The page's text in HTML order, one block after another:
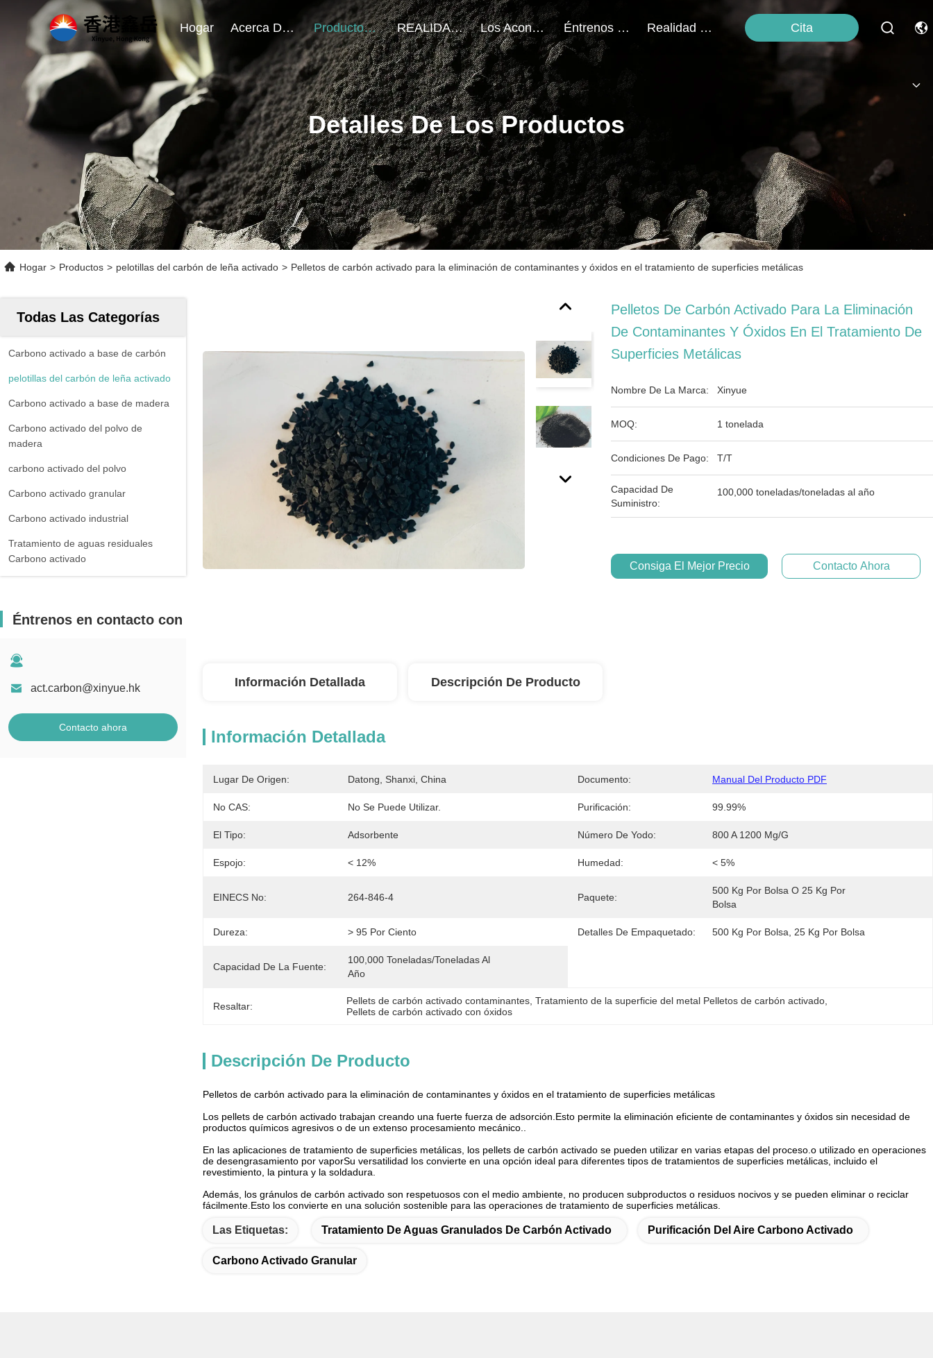
Hogar Acerca De Nosotros Productos REALIDAD VIRTUAL Los Acontecimientos Éntrenos En Contacto Con Realidad Virtual Cita
Detalles De Los Productos
Hogar > Productos > pelotillas del carbón de leña activado > Pelletos de carbón activado para la eliminación de contaminantes y óxidos en el tratamiento de superficies metálicas
Todas Las Categorías
Carbono activado a base de carbón
pelotillas del carbón de leña activado
Carbono activado a base de madera
Carbono activado del polvo de
madera
carbono activado del polvo
Carbono activado granular
Carbono activado industrial
Tratamiento de aguas residuales
Carbono activado
Éntrenos en contacto con
act.carbon@xinyue.hk
Contacto ahora
Pelletos De Carbón Activado Para La Eliminación
De Contaminantes Y Óxidos En El Tratamiento De
Superficies Metálicas
Nombre De La Marca: Xinyue
MOQ: 1 tonelada
Condiciones De Pago: T/T
Capacidad De
Suministro:
100,000 toneladas/toneladas al año
Consiga El Mejor Precio Contacto Ahora
Información Detallada Descripción De Producto
Información Detallada
Lugar De Origen: Datong, Shanxi, China Documento: Manual Del Producto PDF
No CAS: No Se Puede Utilizar. Purificación: 99.99%
El Tipo: Adsorbente Número De Yodo: 800 A 1200 Mg/g
Espojo: < 12% Humedad: < 5%
EINECS No: 264-846-4 Paquete:
500 Kg Por Bolsa O 25 Kg Por
Bolsa
Dureza: > 95 Por Ciento Detalles De Empaquetado: 500 Kg Por Bolsa, 25 Kg Por Bolsa
Capacidad De La Fuente:
100,000 Toneladas/toneladas Al
Año
Resaltar: Pellets de carbón activado contaminantes Tratamiento de la superficie del metal Pelletos de carbón activado
Pellets de carbón activado con óxidos
Descripción De Producto
Pelletos de carbón activado para la eliminación de contaminantes y óxidos en el tratamiento de superficies metálicas
Los pellets de carbón activado trabajan creando una fuerte fuerza de adsorción.Esto permite la eliminación eficiente de contaminantes y óxidos sin necesidad de
productos químicos agresivos o de un extenso procesamiento mecánico..
En las aplicaciones de tratamiento de superficies metálicas, los pellets de carbón activado se pueden utilizar en varias etapas del proceso.o utilizado en operaciones
de desengrasamiento por vaporSu versatilidad los convierte en una opción ideal para diferentes tipos de tratamientos de superficies metálicas, incluido el
revestimiento, la pintura y la soldadura.
Además, los gránulos de carbón activado son respetuosos con el medio ambiente, no producen subproductos o residuos nocivos y se pueden eliminar o reciclar
fácilmente.Esto los convierte en una solución sostenible para las operaciones de tratamiento de superficies metálicas.
Las Etiquetas: Tratamiento De Aguas Granulados De Carbón Activado Purificación Del Aire Carbono Activado
Carbono Activado Granular